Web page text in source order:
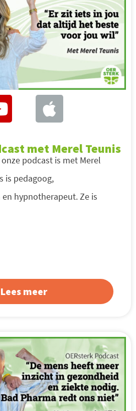
met Merel Teunis
podcast is met Merel
is pedagoog,
hypnotherapeut. Ze is
Lees meer